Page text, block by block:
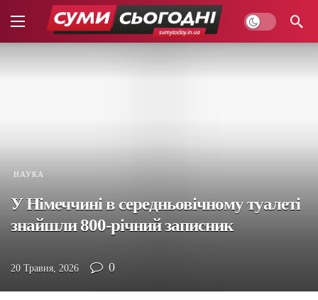
НАУКА
У Німеччині в середньовічному туалеті
знайшли 800-річний записник
20 Травня, 2026 0